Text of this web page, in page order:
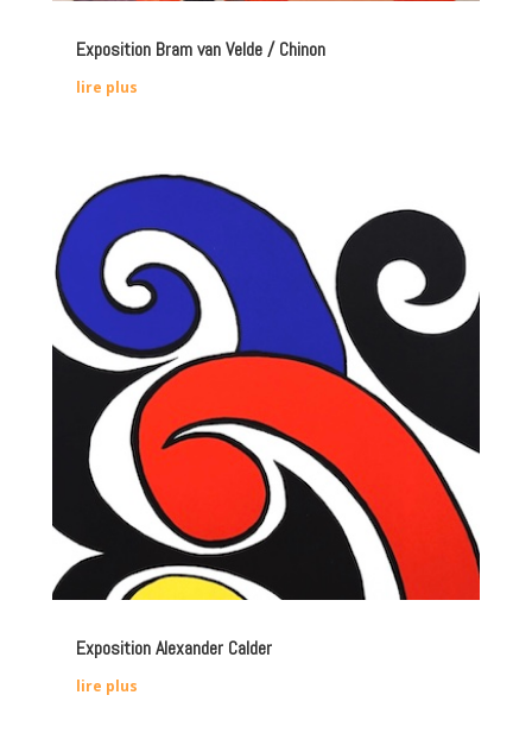
Exposition Bram van Velde / Chinon
lire plus
Exposition Alexander Calder
lire plus